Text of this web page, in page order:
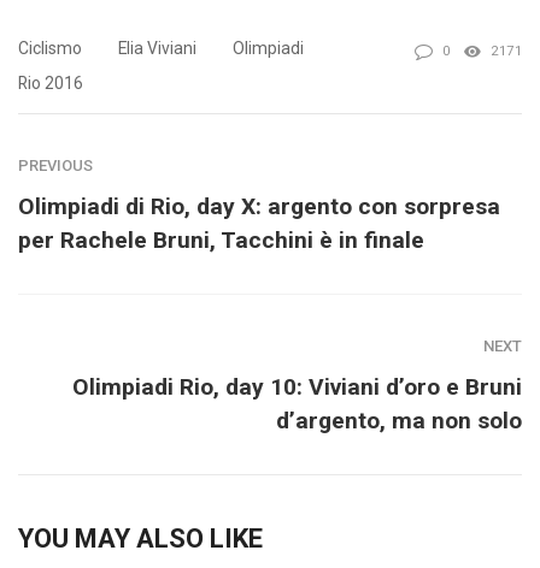
Ciclismo Elia Viviani
Olimpiadi
Rio 2016
0 2171
PREVIOUS
Olimpiadi di Rio, day X: argento con sorpresa
per Rachele Bruni, Tacchini è in finale
NEXT
Olimpiadi Rio, day 10: Viviani d’oro e Bruni
d’argento, ma non solo
YOU MAY ALSO LIKE